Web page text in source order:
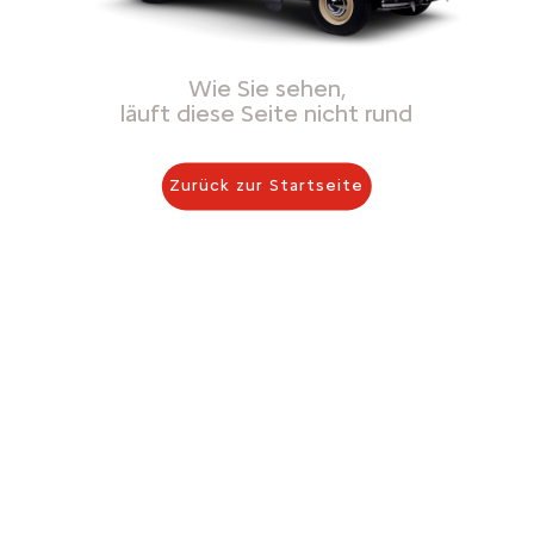
Wie Sie sehen,
läuft diese Seite nicht rund
Zurück zur Startseite